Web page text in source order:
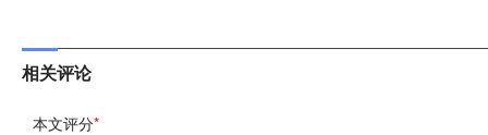
相关评论
本文评分*